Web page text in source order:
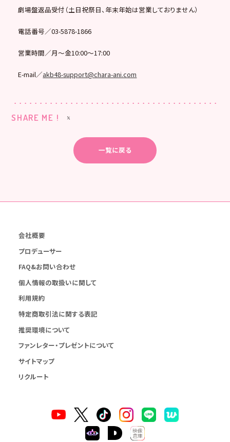
劇場盤返品受付（土日祝祭日、年末年始は営業しておりません）
電話番号／03-5878-1866
営業時間／月～金10:00～17:00
E-mail／akb48-support@chara-ani.com
SHARE ME !
一覧に戻る
会社概要
プロデューサー
FAQ&お問い合わせ
個人情報の取扱いに関して
利用規約
特定商取引法に関する表記
推奨環境について
ファンレター・プレゼントについて
サイトマップ
リクルート